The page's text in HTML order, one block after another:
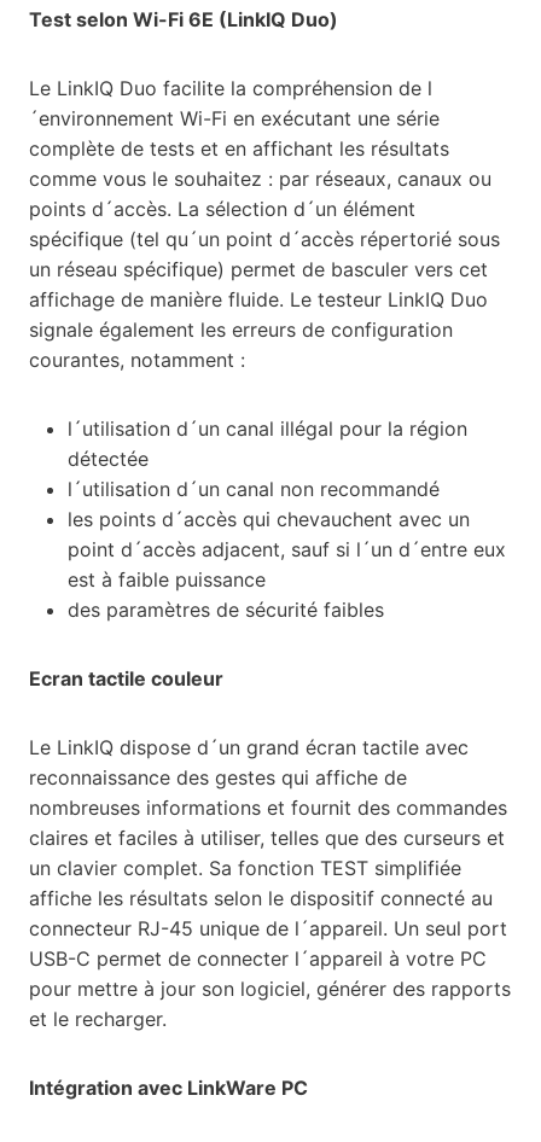
Test selon Wi-Fi 6E (LinkIQ Duo)
Le LinkIQ Duo facilite la compréhension de l
´environnement Wi-Fi en exécutant une série
complète de tests et en affichant les résultats
comme vous le souhaitez : par réseaux, canaux ou
points d´accès. La sélection d´un élément
spécifique (tel qu´un point d´accès répertorié sous
un réseau spécifique) permet de basculer vers cet
affichage de manière fluide. Le testeur LinkIQ Duo
signale également les erreurs de configuration
courantes, notamment :
l´utilisation d´un canal illégal pour la région
détectée
l´utilisation d´un canal non recommandé
les points d´accès qui chevauchent avec un
point d´accès adjacent, sauf si l´un d´entre eux
est à faible puissance
des paramètres de sécurité faibles
Ecran tactile couleur
Le LinkIQ dispose d´un grand écran tactile avec
reconnaissance des gestes qui affiche de
nombreuses informations et fournit des commandes
claires et faciles à utiliser, telles que des curseurs et
un clavier complet. Sa fonction TEST simplifiée
affiche les résultats selon le dispositif connecté au
connecteur RJ-45 unique de l´appareil. Un seul port
USB-C permet de connecter l´appareil à votre PC
pour mettre à jour son logiciel, générer des rapports
et le recharger.
Intégration avec LinkWare PC